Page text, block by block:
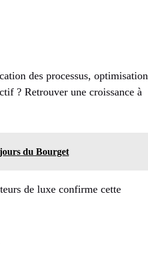
des processus, optimisation
? Retrouver une croissance à
du Bourget
de luxe confirme cette